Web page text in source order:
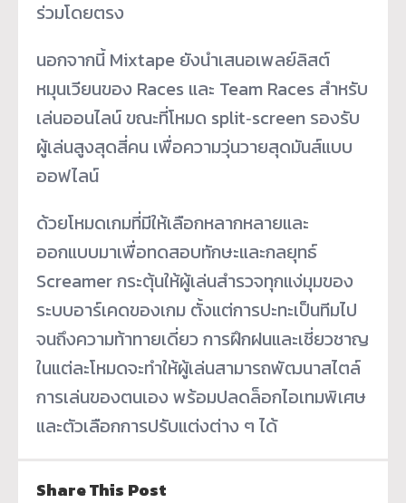
ร่วมโดยตรง
นอกจากนี้ Mixtape ยังนำเสนอเพลย์ลิสต์
หมุนเวียนของ Races และ Team Races สำหรับ
เล่นออนไลน์ ขณะที่โหมด split‑screen รองรับ
ผู้เล่นสูงสุดสี่คน เพื่อความวุ่นวายสุดมันส์แบบ
ออฟไลน์
ด้วยโหมดเกมที่มีให้เลือกหลากหลายและ
ออกแบบมาเพื่อทดสอบทักษะและกลยุทธ์
Screamer กระตุ้นให้ผู้เล่นสำรวจทุกแง่มุมของ
ระบบอาร์เคดของเกม ตั้งแต่การปะทะเป็นทีมไป
จนถึงความท้าทายเดี่ยว การฝึกฝนและเชี่ยวชาญ
ในแต่ละโหมดจะทำให้ผู้เล่นสามารถพัฒนาสไตล์
การเล่นของตนเอง พร้อมปลดล็อกไอเทมพิเศษ
และตัวเลือกการปรับแต่งต่าง ๆ ได้
Share This Post